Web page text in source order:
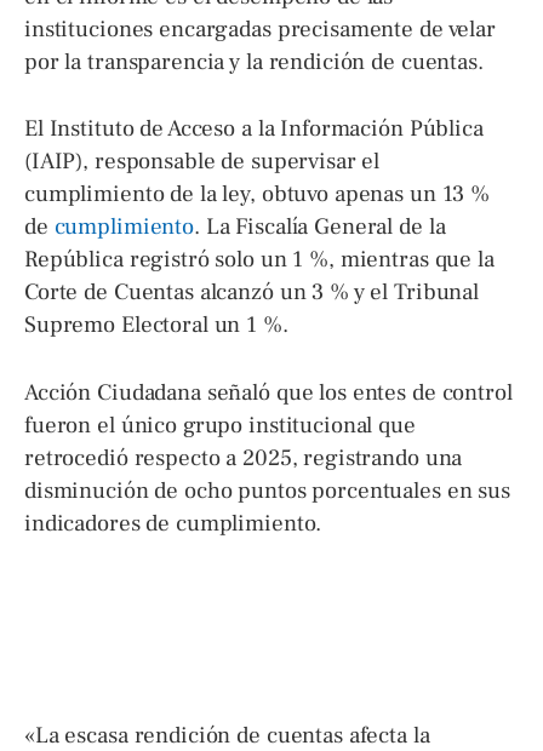
instituciones encargadas precisamente de velar
por la transparencia y la rendición de cuentas.
El Instituto de Acceso a la Información Pública
(IAIP), responsable de supervisar el
cumplimiento de la ley, obtuvo apenas un 13 %
de cumplimiento. La Fiscalía General de la
República registró solo un 1 %, mientras que la
Corte de Cuentas alcanzó un 3 % y el Tribunal
Supremo Electoral un 1 %.
Acción Ciudadana señaló que los entes de control
fueron el único grupo institucional que
retrocedió respecto a 2025, registrando una
disminución de ocho puntos porcentuales en sus
indicadores de cumplimiento.
«La escasa rendición de cuentas afecta la